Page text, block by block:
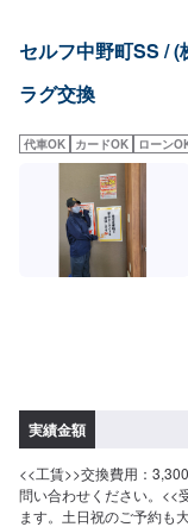
セルフ中野町SS /
ラグ交換
代車OK カードOK ローン
実績金額
<<工賃>>交換費用：
問い合わせください。<<
ます。土日祝のご予約も